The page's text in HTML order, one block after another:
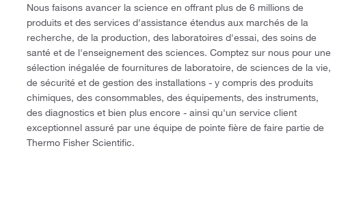
Nous faisons avancer la science en offrant plus de 6 millions de
produits et des services d'assistance étendus aux marchés de la
recherche, de la production, des laboratoires d'essai, des soins de
santé et de l'enseignement des sciences. Comptez sur nous pour une
sélection inégalée de fournitures de laboratoire, de sciences de la vie,
de sécurité et de gestion des installations - y compris des produits
chimiques, des consommables, des équipements, des instruments,
des diagnostics et bien plus encore - ainsi qu'un service client
exceptionnel assuré par une équipe de pointe fière de faire partie de
Thermo Fisher Scientific.